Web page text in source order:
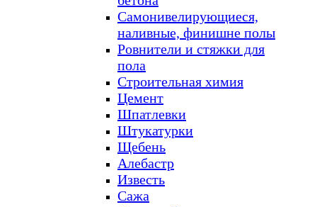
Самонивелирующиеся,
наливные, финишне полы
Ровнители и стяжки для
пола
Строительная химия
Цемент
Шпатлевки
Штукатурки
Щебень
Алебастр
Известь
Сажа